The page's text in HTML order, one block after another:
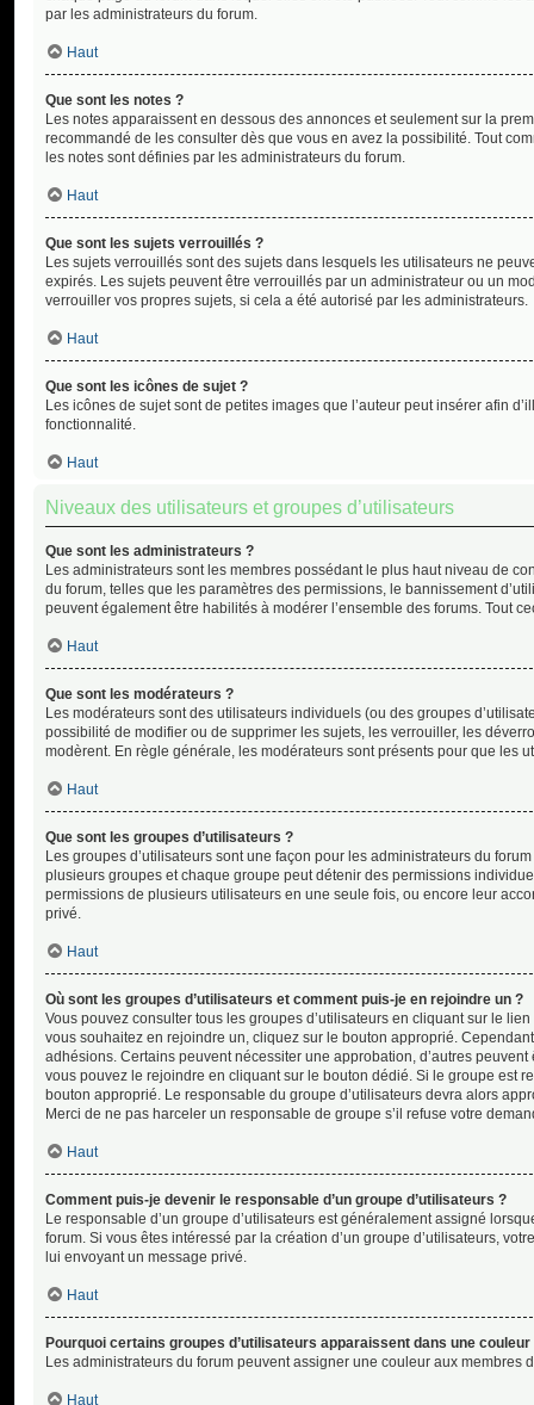
par les administrateurs du forum.
Haut
Que sont les notes ?
Les notes apparaissent en dessous des annonces et seulement sur la
recommandé de les consulter dès que vous en avez la possibilité. Tout
les notes sont définies par les administrateurs du forum.
Haut
Que sont les sujets verrouillés ?
Les sujets verrouillés sont des sujets dans lesquels les utilisateurs ne
expirés. Les sujets peuvent être verrouillés par un administrateur ou un
verrouiller vos propres sujets, si cela a été autorisé par les administrateurs.
Haut
Que sont les icônes de sujet ?
Les icônes de sujet sont de petites images que l’auteur peut insérer afin
fonctionnalité.
Haut
Niveaux des utilisateurs et groupes d’utilisateurs
Que sont les administrateurs ?
Les administrateurs sont les membres possédant le plus haut niveau de
du forum, telles que les paramètres des permissions, le bannissement
peuvent également être habilités à modérer l’ensemble des forums. Tout
Haut
Que sont les modérateurs ?
Les modérateurs sont des utilisateurs individuels (ou des groupes
possibilité de modifier ou de supprimer les sujets, les verrouiller, les
modèrent. En règle générale, les modérateurs sont présents pour que les
Haut
Que sont les groupes d’utilisateurs ?
Les groupes d’utilisateurs sont une façon pour les administrateurs du
plusieurs groupes et chaque groupe peut détenir des permissions
permissions de plusieurs utilisateurs en une seule fois, ou encore leur
privé.
Haut
Où sont les groupes d’utilisateurs et comment puis-je en rejoindre un ?
Vous pouvez consulter tous les groupes d’utilisateurs en cliquant sur le
vous souhaitez en rejoindre un, cliquez sur le bouton approprié.
adhésions. Certains peuvent nécessiter une approbation, d’autres
vous pouvez le rejoindre en cliquant sur le bouton dédié. Si le groupe est
bouton approprié. Le responsable du groupe d’utilisateurs devra alors
Merci de ne pas harceler un responsable de groupe s’il refuse votre
Haut
Comment puis-je devenir le responsable d’un groupe d’utilisateurs ?
Le responsable d’un groupe d’utilisateurs est généralement assigné
forum. Si vous êtes intéressé par la création d’un groupe d’utilisateurs,
lui envoyant un message privé.
Haut
Pourquoi certains groupes d’utilisateurs apparaissent dans une
Les administrateurs du forum peuvent assigner une couleur aux membres
Haut